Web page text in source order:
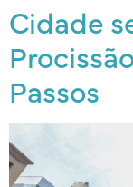
Cidade
Passos